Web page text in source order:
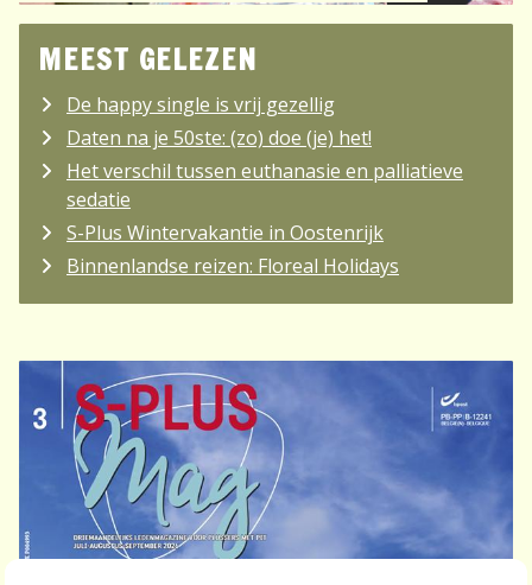
MEEST GELEZEN
De happy single is vrij gezellig
Daten na je 50ste: (zo) doe (je) het!
Het verschil tussen euthanasie en palliatieve
sedatie
S-Plus Wintervakantie in Oostenrijk
Binnenlandse reizen: Floreal Holidays